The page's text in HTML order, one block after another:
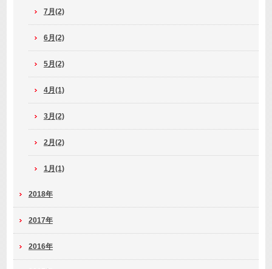
7月(2)
6月(2)
5月(2)
4月(1)
3月(2)
2月(2)
1月(1)
2018年
2017年
2016年